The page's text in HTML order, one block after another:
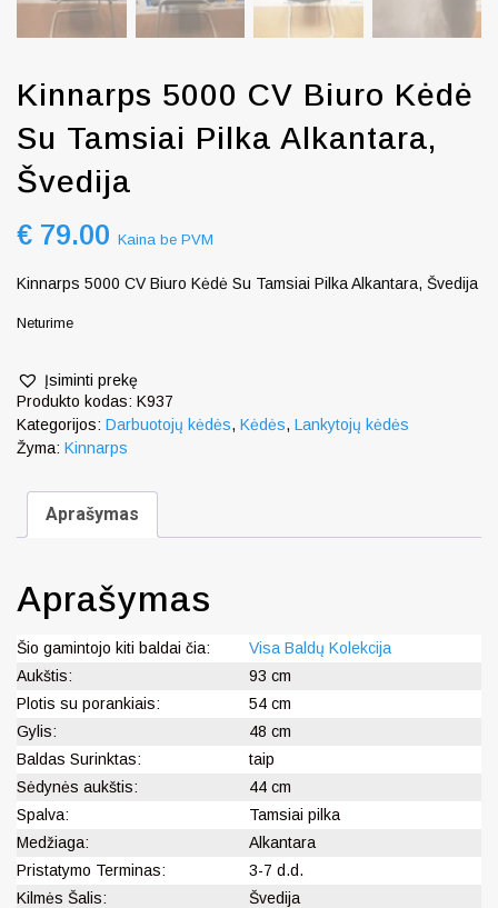
Kinnarps 5000 CV Biuro Kėdė
Su Tamsiai Pilka Alkantara,
Švedija
€ 79.00 Kaina be PVM
Kinnarps 5000 CV Biuro Kėdė Su Tamsiai Pilka Alkantara, Švedija
Neturime
Įsiminti prekę
Produkto kodas: K937
Kategorijos: Darbuotojų kėdės, Kėdės, Lankytojų kėdės
Žyma: Kinnarps
Aprašymas
Aprašymas
Šio gamintojo kiti baldai čia:
Visa Baldų Kolekcija
Aukštis:
93 cm
Plotis su porankiais:
54 cm
Gylis:
48 cm
Baldas Surinktas:
taip
Sėdynės aukštis:
44 cm
Spalva:
Tamsiai pilka
Medžiaga:
Alkantara
Pristatymo Terminas:
3-7 d.d.
Kilmės Šalis:
Švedija